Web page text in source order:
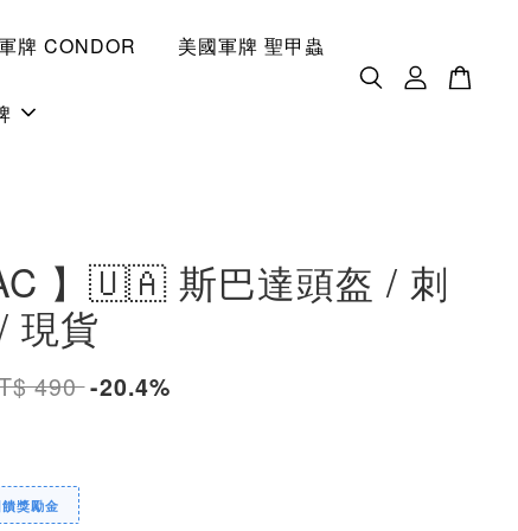
牌 CONDOR 美國軍牌 聖甲蟲
】🇺🇦 斯巴達頭盔 / 刺
現貨
490-20.4%
獎勵金